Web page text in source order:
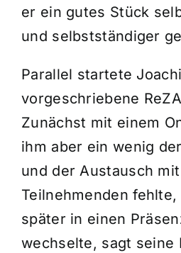
er ein gutes Stück
und selbstständiger
Parallel startete
vorgeschriebene
Zunächst mit einem
ihm aber ein wenig
und der Austausch
Teilnehmenden
später in einen
wechselte, sagt seine